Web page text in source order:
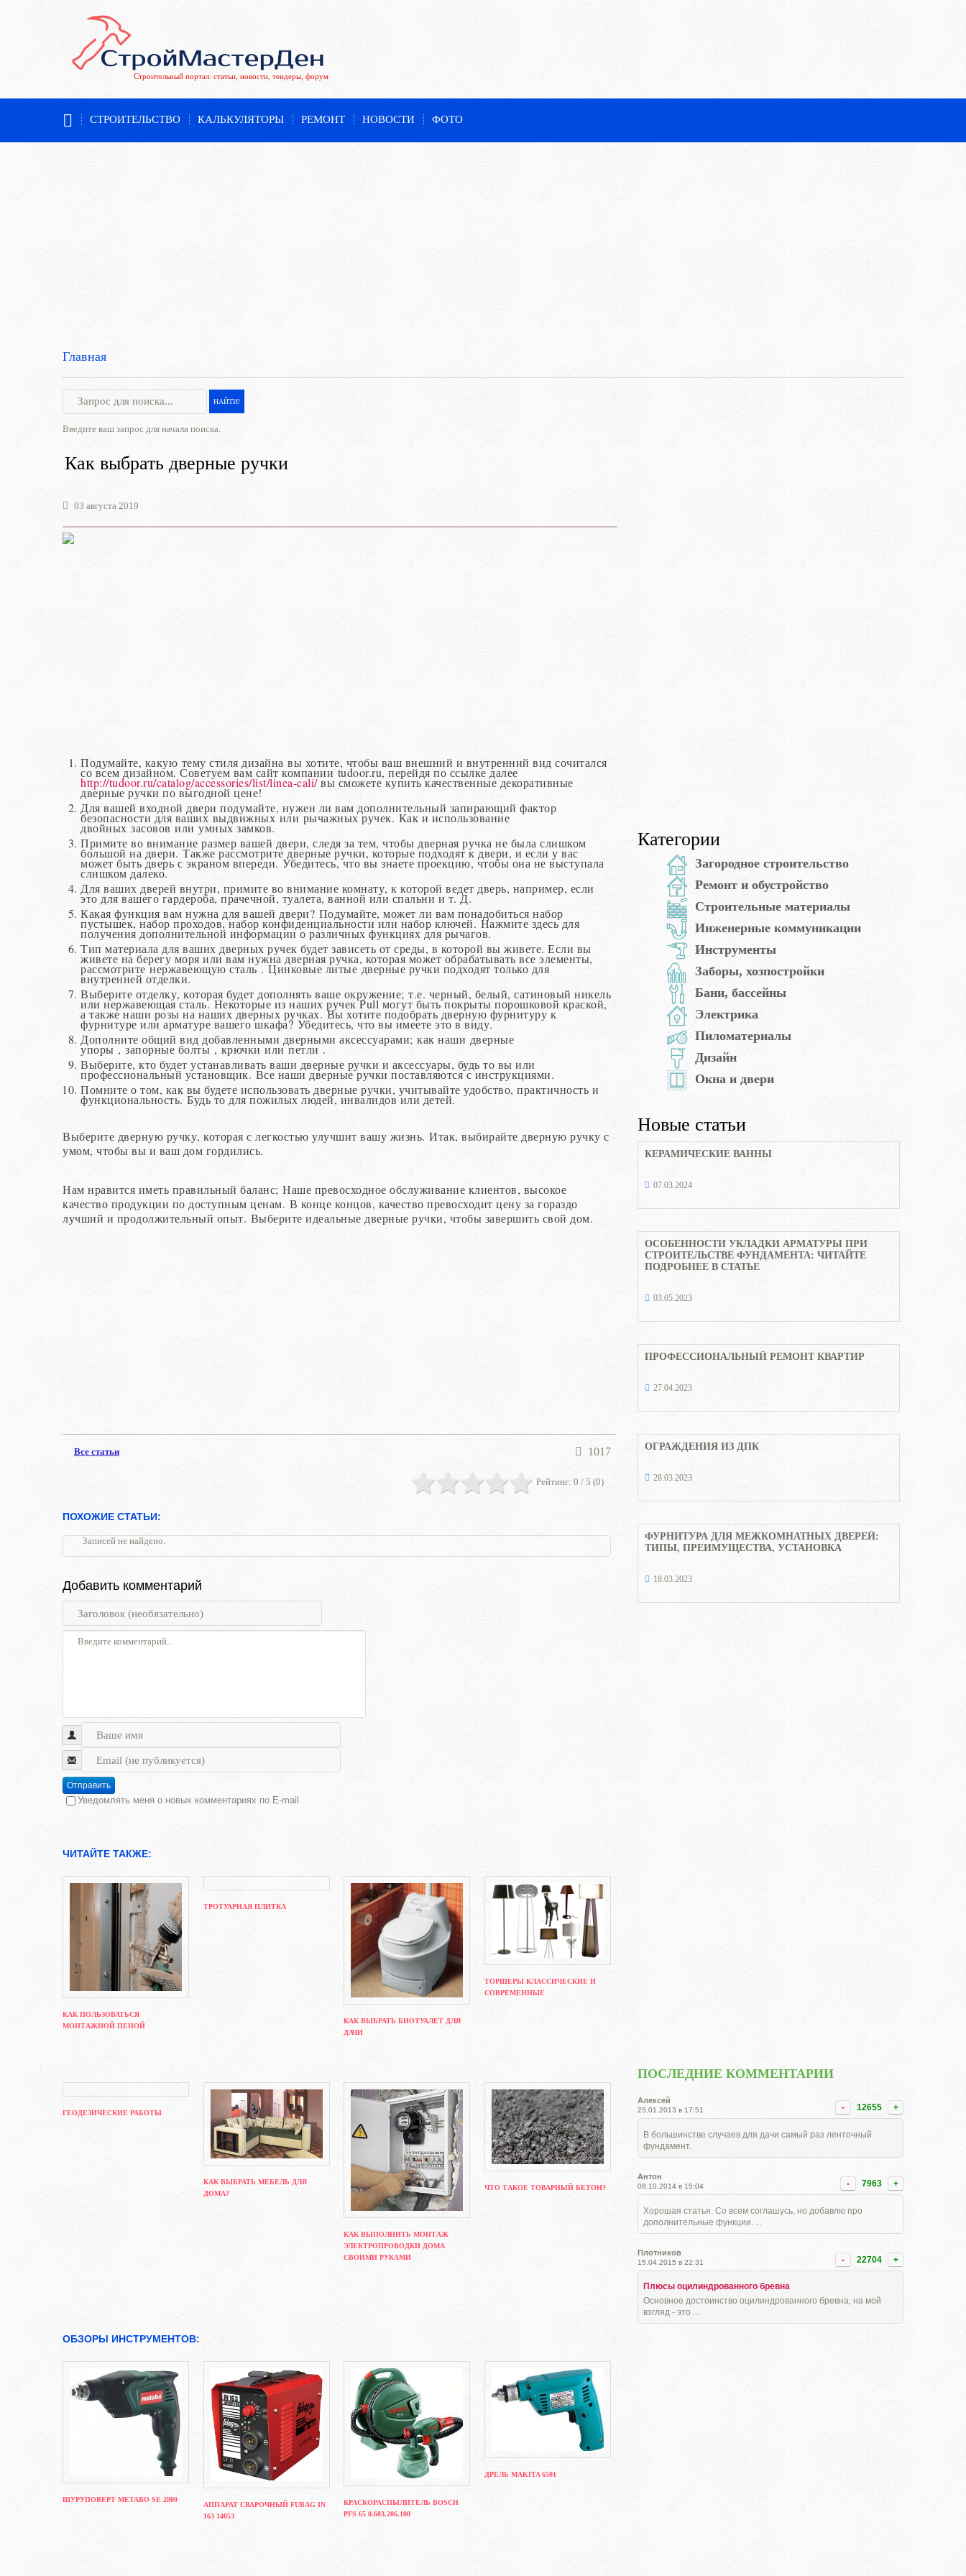
Строительный портал: статьи, новости, тендеры, форум
СТРОИТЕЛЬСТВО КАЛЬКУЛЯТОРЫ РЕМОНТ НОВОСТИ ФОТО
Главная
Введите ваш запрос для начала поиска.
Как выбрать дверные ручки
03 августа 2019
Подумайте, какую тему стиля дизайна вы хотите, чтобы ваш внешний и внутренний вид сочитался
со всем дизайном. Советуем вам сайт компании tudoor.ru, перейдя по ссылке далее
http://tudoor.ru/catalog/accessories/list/linea-cali/вы сможете купить качественные декоративные
дверные ручки по выгодной цене!
Для вашей входной двери подумайте, нужен ли вам дополнительный запирающий фактор
безопасности для ваших выдвижных или рычажных ручек. Как и использование
двойных засовов или умных замков.
Примите во внимание размер вашей двери, следя за тем, чтобы дверная ручка не была слишком
большой на двери. Также рассмотрите дверные ручки, которые подходят к двери, и если у вас
может быть дверь с экраном впереди. Убедитесь, что вы знаете проекцию, чтобы она не выступала
слишком далеко.
Для ваших дверей внутри, примите во внимание комнату, к которой ведет дверь, например, если
это для вашего гардероба, прачечной, туалета, ванной или спальни и т. Д.
Какая функция вам нужна для вашей двери? Подумайте, может ли вам понадобиться набор
пустышек, набор проходов, набор конфиденциальности или набор ключей. Нажмите здесь для
получения дополнительной информации о различных функциях для рычагов.
Тип материала для ваших дверных ручек будет зависеть от среды, в которой вы живете. Если вы
живете на берегу моря или вам нужна дверная ручка, которая может обрабатывать все элементы,
рассмотрите нержавеющую сталь . Цинковые литые дверные ручки подходят только для
внутренней отделки.
Выберите отделку, которая будет дополнять ваше окружение; т.е. черный, белый, сатиновый никель
или нержавеющая сталь. Некоторые из наших ручек Pull могут быть покрыты порошковой краской,
а также наши розы на наших дверных ручках. Вы хотите подобрать дверную фурнитуру к
фурнитуре или арматуре вашего шкафа? Убедитесь, что вы имеете это в виду.
Дополните общий вид добавленными дверными аксессуарами; как наши дверные
упоры , запорные болты , крючки или петли .
Выберите, кто будет устанавливать ваши дверные ручки и аксессуары, будь то вы или
профессиональный установщик. Все наши дверные ручки поставляются с инструкциями.
Помните о том, как вы будете использовать дверные ручки, учитывайте удобство, практичность и
функциональность. Будь то для пожилых людей, инвалидов или детей.
Выберите дверную ручку, которая с легкостью улучшит вашу жизнь. Итак, выбирайте дверную ручку с
умом, чтобы вы и ваш дом гордились.
Нам нравится иметь правильный баланс; Наше превосходное обслуживание клиентов, высокое
качество продукции по доступным ценам. В конце концов, качество превосходит цену за гораздо
лучший и продолжительный опыт. Выберите идеальные дверные ручки, чтобы завершить свой дом.
Все статьи 1017
Рейтинг: 0 / 5 (0)
ПОХОЖИЕ СТАТЬИ:
Записей не найдено.
Добавить комментарий
Отправить
Уведомлять меня о новых комментариях по E-mail
ЧИТАЙТЕ ТАКЖЕ:
КАК ПОЛЬЗОВАТЬСЯ
МОНТАЖНОЙ ПЕНОЙ
ТРОТУАРНАЯ ПЛИТКА
КАК ВЫБРАТЬ БИОТУАЛЕТ ДЛЯ
ДАЧИ
ТОРШЕРЫ КЛАССИЧЕСКИЕ И
СОВРЕМЕННЫЕ
ГЕОДЕЗИЧЕСКИЕ РАБОТЫ
КАК ВЫБРАТЬ МЕБЕЛЬ ДЛЯ
ДОМА?
КАК ВЫПОЛНИТЬ МОНТАЖ
ЭЛЕКТРОПРОВОДКИ ДОМА
СВОИМИ РУКАМИ
ЧТО ТАКОЕ ТОВАРНЫЙ БЕТОН?
ОБЗОРЫ ИНСТРУМЕНТОВ:
ШУРУПОВЕРТ METABO SE 2800
АППАРАТ СВАРОЧНЫЙ FUBAG IN
163 14053
КРАСКОРАСПЫЛИТЕЛЬ BOSCH
PFS 65 0.603.206.100
ДРЕЛЬ MAKITA 6501
Категории
Загородное строительство
Ремонт и обустройство
Строительные материалы
Инженерные коммуникации
Инструменты
Заборы, хозпостройки
Бани, бассейны
Электрика
Пиломатериалы
Дизайн
Окна и двери
Новые статьи
КЕРАМИЧЕСКИЕ ВАННЫ
07.03.2024
ОСОБЕННОСТИ УКЛАДКИ АРМАТУРЫ ПРИ
СТРОИТЕЛЬСТВЕ ФУНДАМЕНТА: ЧИТАЙТЕ
ПОДРОБНЕЕ В СТАТЬЕ
03.05.2023
ПРОФЕССИОНАЛЬНЫЙ РЕМОНТ КВАРТИР
27.04.2023
ОГРАЖДЕНИЯ ИЗ ДПК
28.03.2023
ФУРНИТУРА ДЛЯ МЕЖКОМНАТНЫХ ДВЕРЕЙ:
ТИПЫ, ПРЕИМУЩЕСТВА, УСТАНОВКА
18.03.2023
ПОСЛЕДНИЕ КОММЕНТАРИИ
- 12655 +
Алексей
25.01.2013 в 17:51
В большинстве случаев для дачи самый раз ленточный
фундамент.
- 7963 +
Антон
08.10.2014 в 15:04
Хорошая статья. Со всем соглашусь, но добавлю про
дополнительные функции. ...
- 22704 +
Плотников
15.04.2015 в 22:31
Плюсы оцилиндрованного бревна
Основное достоинство оцилиндрованного бревна, на мой
взгляд - это ...